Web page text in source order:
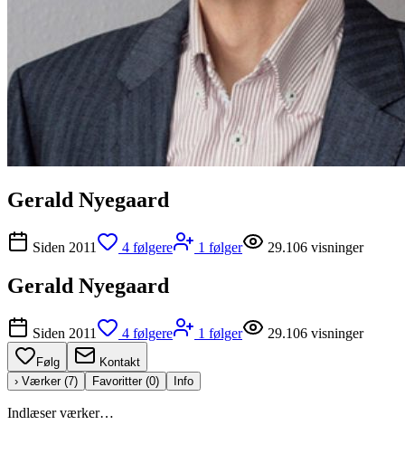
Gerald Nyegaard
Siden 2011 4 følgere 1 følger 29.106 visninger
Gerald Nyegaard
Siden 2011 4 følgere 1 følger 29.106 visninger
Følg
Kontakt
› Værker (7) Favoritter (0) Info
Indlæser værker…